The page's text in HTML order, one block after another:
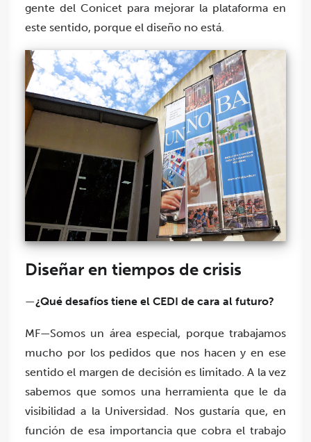
gente del Conicet para mejorar la plataforma en
este sentido, porque el diseño no está.
Diseñar en tiempos de crisis
—¿Qué desafíos tiene el CEDI de cara al futuro?
MF—Somos un área especial, porque trabajamos
mucho por los pedidos que nos hacen y en ese
sentido el margen de decisión es limitado. A la vez
sabemos que somos una herramienta que le da
visibilidad a la Universidad. Nos gustaría que, en
función de esa importancia que cobra el trabajo